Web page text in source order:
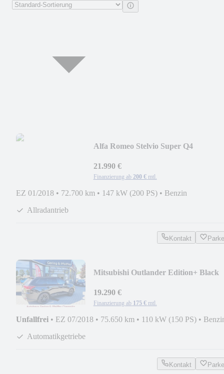
Alfa Romeo Stelvio Super Q4
21.990 €
Finanzierung ab 200 € mtl.
EZ 01/2018 • 72.700 km • 147 kW (200 PS) • Benzin
Allradantrieb
Kontakt
Mitsubishi Outlander Edition+ Black
19.290 €
Finanzierung ab 175 € mtl.
Unfallfrei • EZ 07/2018 • 75.650 km • 110 kW (150 PS) •
Automatikgetriebe
Kontakt